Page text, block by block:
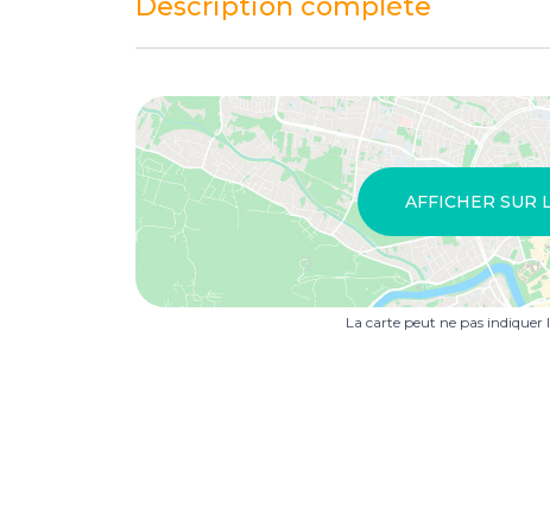
Description complète
AFFICHER SUR
La carte peut ne pas